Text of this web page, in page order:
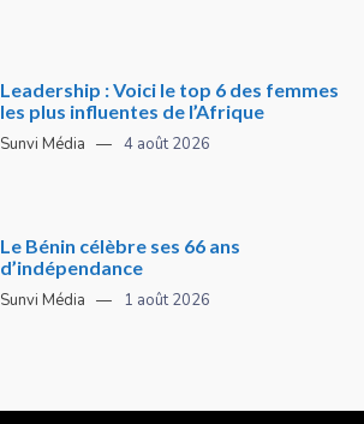
Leadership : Voici le top 6 des femmes
les plus influentes de l’Afrique
Sunvi Média 4 août 2026
Le Bénin célèbre ses 66 ans
d’indépendance
Sunvi Média 1 août 2026